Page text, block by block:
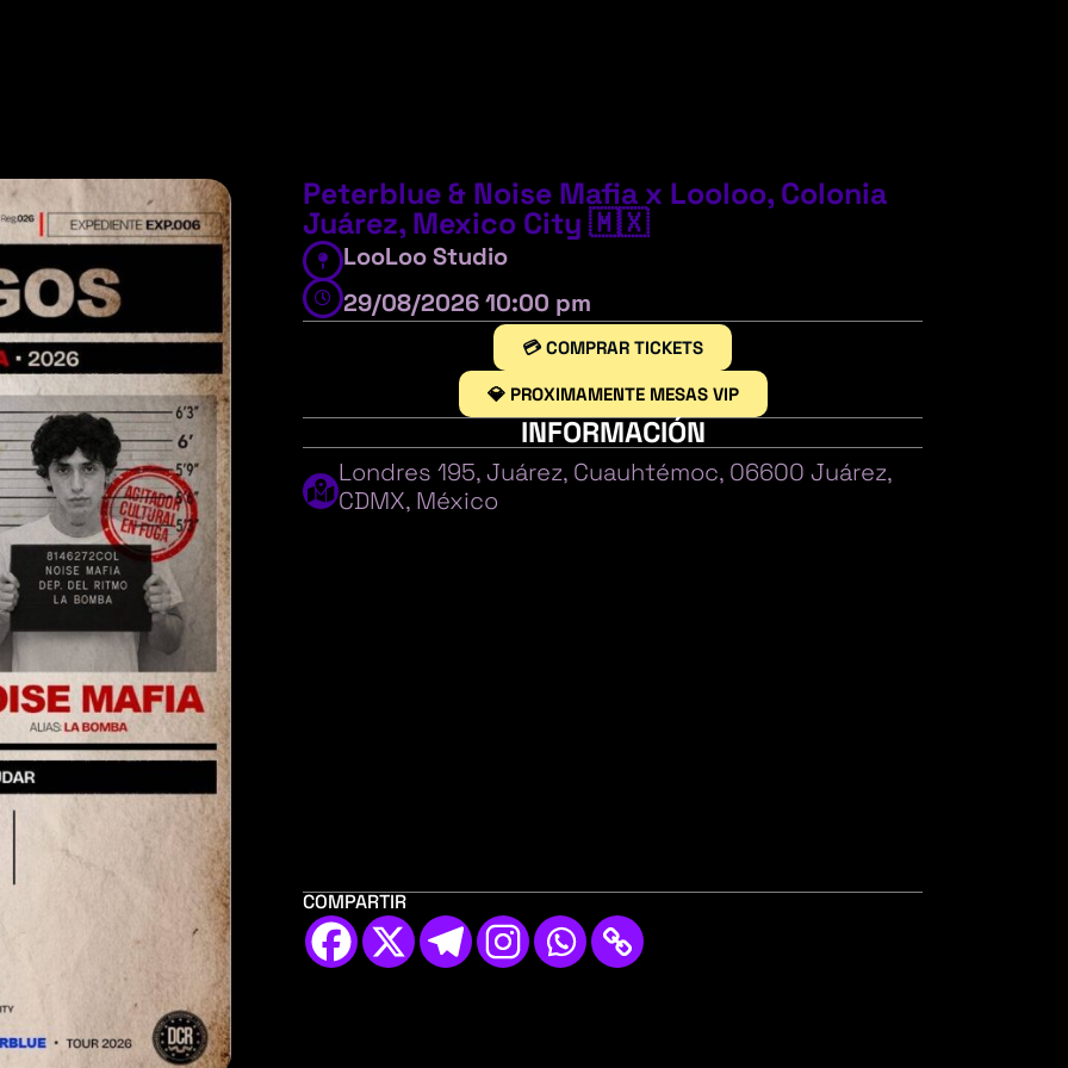
Peterblue & Noise Mafia x Looloo, Colonia
Juárez, Mexico City 🇲🇽
LooLoo Studio
29/08/2026 10:00 pm
💳 COMPRAR TICKETS
💎 PROXIMAMENTE MESAS VIP
INFORMACIÓN
Londres 195, Juárez, Cuauhtémoc, 06600 Juárez,
CDMX, México
COMPARTIR